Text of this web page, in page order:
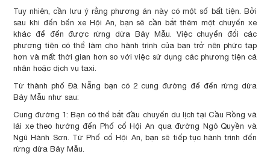
Tuy nhiên, cần lưu ý rằng phương án này có một số bất tiện. Bởi
sau khi đến bến xe Hội An, bạn sẽ cần bắt thêm một chuyến xe
khác để đến được rừng dừa Bảy Mẫu. Việc chuyển đổi các
phương tiện có thể làm cho hành trình của bạn trở nên phức tạp
hơn và mất thời gian hơn so với việc sử dụng các phương tiện cá
nhân hoặc dịch vụ taxi.
Từ thành phố Đà Nẵng bạn có 2 cung đường để đến rừng dừa
Bảy Mẫu như sau:
Cung đường 1: Bạn có thể bắt đầu chuyến du lịch tại Cầu Rồng và
lái xe theo hướng đến Phố cổ Hội An qua đường Ngô Quyền và
Ngũ Hành Sơn. Từ Phố cổ Hội An, bạn sẽ tiếp tục hành trình đến
rừng dừa Bảy Mẫu.